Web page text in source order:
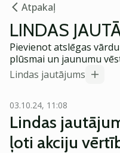
Atpakaļ
LINDAS
Pievienot atslēgas
plūsmai un jaunumu
Lindas jautājums
03.10.24, 11:08
Lindas
ļoti akciju